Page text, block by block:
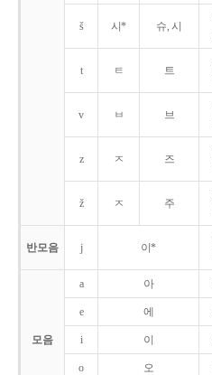
š 시* 슈, 시
t ㅌ 트
v ㅂ 브
z ㅈ 즈
ž ㅈ 주
반모음 j 이*
모음
a 아
e 에
i 이
o 오